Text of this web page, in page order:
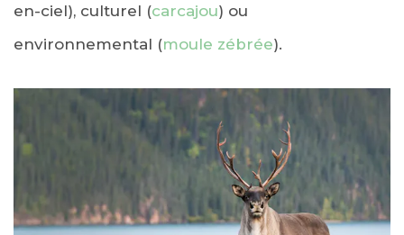
en-ciel), culturel (carcajou) ou
environnemental (moule zébrée).